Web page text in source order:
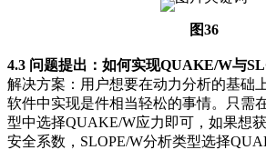
图36
4.3 问题提出：如何实现QUAKE/W与
解决方案：用户想要在动力分析的基础
软件中实现是件相当轻松的事情。只需
型中选择QUAKE/W应力即可，如果想
安全系数，SLOPE/W分析类型选择